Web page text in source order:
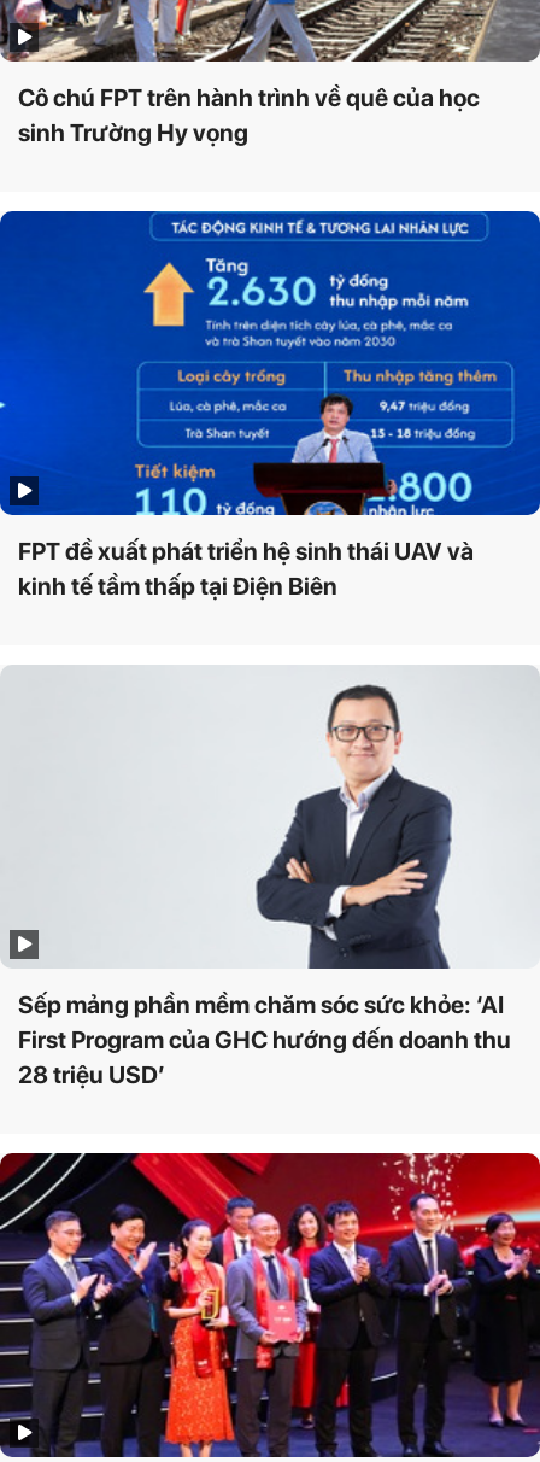
Cô chú FPT trên hành trình về quê của học
sinh Trường Hy vọng
FPT đề xuất phát triển hệ sinh thái UAV và
kinh tế tầm thấp tại Điện Biên
Sếp mảng phần mềm chăm sóc sức khỏe: ‘AI
First Program của GHC hướng đến doanh thu
28 triệu USD’